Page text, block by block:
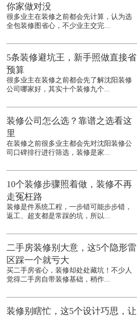
你家做对没
很多业主在装修之前都会先计算，认为选
全包装修图省心，不少业主交完...
5条装修避坑王，新手照做直接省
预算
很多业主在装修之前都会先了解沈阳装修
公司哪家好，其实十个装修九个...
装修公司怎么选？靠谱之选看这
里
在装修之前很多业主都会先对沈阳装修公
司口碑排行进行筛选，装修是家...
10个装修步骤照着做，装修不再
走冤枉路
装修是件系统工程，一步错可能步步错，
返工、超支都是常踩的坑，所以...
二手房装修别大意，这5个隐形雷
区踩一个就亏大
买二手房省心，装修却处处藏坑！不少人
觉得二手房自带装修基础，稍作...
装修别瞎忙，这5个设计巧思，让